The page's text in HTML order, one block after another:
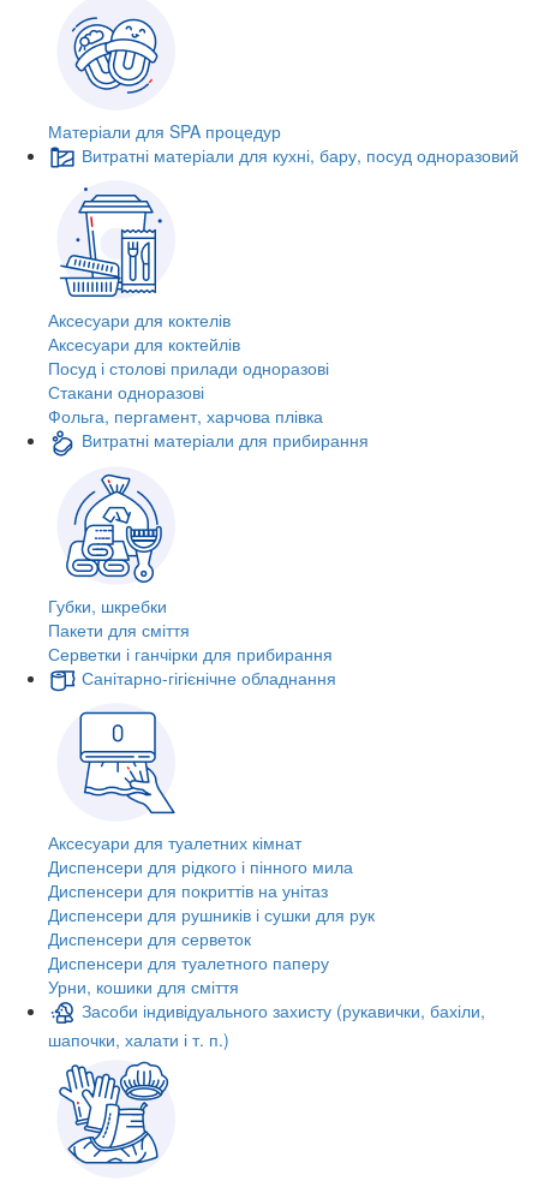
Матеріали для SPA процедур
Витратні матеріали для кухні, бару, посуд одноразовий
Аксесуари для коктелів
Аксесуари для коктейлів
Посуд і столові прилади одноразові
Стакани одноразові
Фольга, пергамент, харчова плівка
Витратні матеріали для прибирання
Губки, шкребки
Пакети для сміття
Серветки і ганчірки для прибирання
Санітарно-гігієнічне обладнання
Аксесуари для туалетних кімнат
Диспенсери для рідкого і пінного мила
Диспенсери для покриттів на унітаз
Диспенсери для рушників і сушки для рук
Диспенсери для серветок
Диспенсери для туалетного паперу
Урни, кошики для сміття
Засоби індивідуального захисту (рукавички, бахіли,
шапочки, халати і т. п.)